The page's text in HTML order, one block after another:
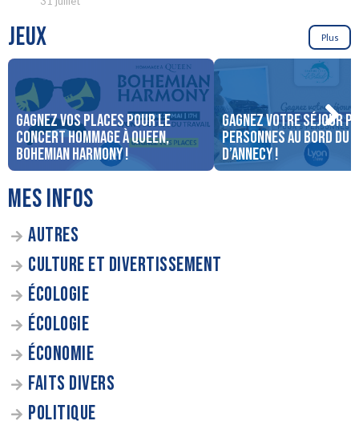
JEUX Plus
Gagnez vos places pour le
concert Hommage à Queen,
Bohemian Harmony !
Gagnez votre séjour
personnes au bord du
d’Annecy !
MES INFOS
AUTRES
CULTURE ET DIVERTISSEMENT
ÉCOLOGIE
ÉCOLOGIE
ÉCONOMIE
FAITS DIVERS
POLITIQUE